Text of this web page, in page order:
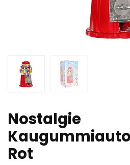
Nostalgie
Rot